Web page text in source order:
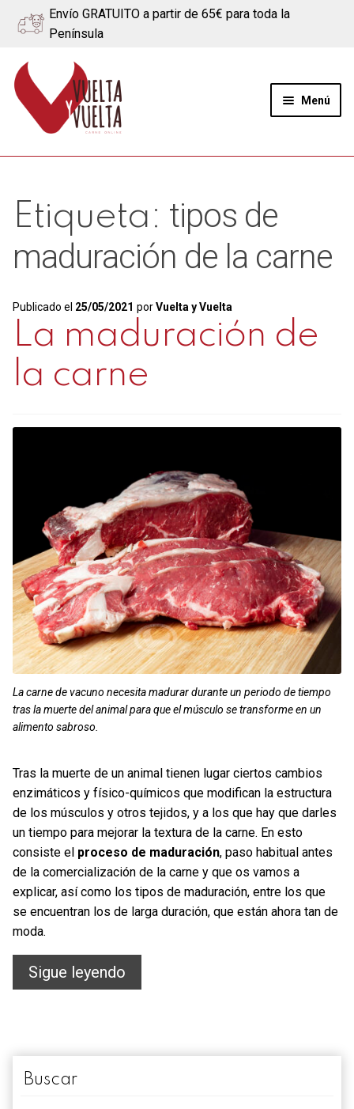
Envío GRATUITO a partir de 65€ para toda la
Península
Ir
a
navegación
Ir
al
contenido
Menú
Quiénes somos
Ternera
Contacto
Etiqueta: tipos de
maduración de la carne
Publicado el 25/05/2021 porVuelta y Vuelta
La maduración de
la carne
La carne de vacuno necesita madurar durante un periodo de tiempo
tras la muerte del animal para que el músculo se transforme en un
alimento sabroso.
Tras la muerte de un animal tienen lugar ciertos cambios
enzimáticos y físico-químicos que modifican la estructura
de los músculos y otros tejidos, y a los que hay que darles
un tiempo para mejorar la textura de la carne. En esto
consiste el proceso de maduración, paso habitual antes
de la comercialización de la carne y que os vamos a
explicar, así como los tipos de maduración, entre los que
se encuentran los de larga duración, que están ahora tan de
moda.
Sigue leyendo
Buscar